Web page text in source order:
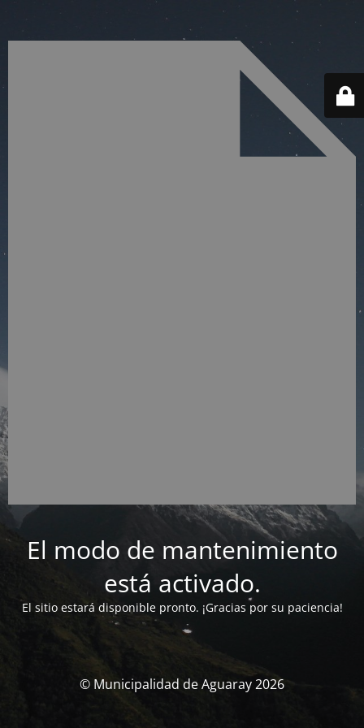
El modo de mantenimiento
está activado.
El sitio estará disponible pronto. ¡Gracias por su paciencia!
© Municipalidad de Aguaray 2026